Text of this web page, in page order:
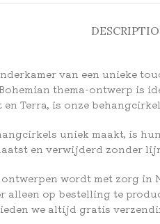
van een unieke
thema-ontwerp is
en Terra, is onze
uniek maakt, is
en verwijderd zonder
wordt met zorg in
alleen op bestelling te
we altijd gratis